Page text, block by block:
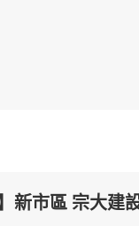
新市區 宗大建